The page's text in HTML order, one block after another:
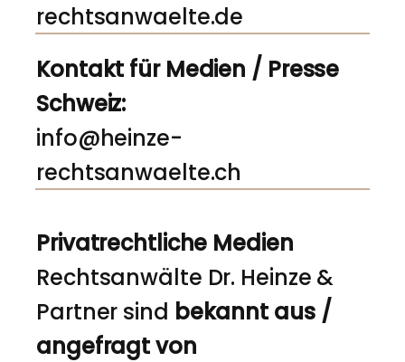
rechtsanwaelte.de
Kontakt für Medien / Presse
Schweiz:
info@heinze-
rechtsanwaelte.ch
Privatrechtliche Medien
Rechtsanwälte Dr. Heinze &
Partner sind bekannt aus /
angefragt von